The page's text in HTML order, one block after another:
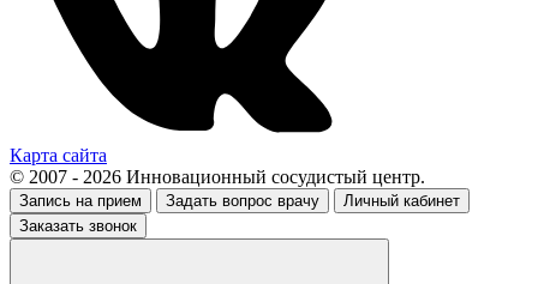
Карта сайта
© 2007 - 2026 Инновационный сосудистый центр.
Запись на прием Задать вопрос врачу
Личный кабинет
Заказать звонок